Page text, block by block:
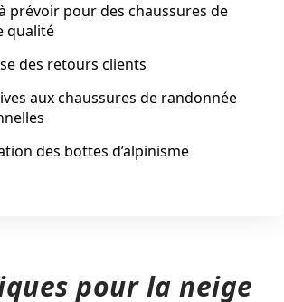
prévoir pour des chaussures de
qualité
des retours clients
aux chaussures de randonnée
des bottes d’alpinisme
pour la neige